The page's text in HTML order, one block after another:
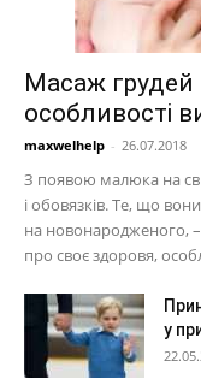
Масаж грудей
особливості
maxwelhelp - 26.07.2018
З появою малюка на
і обовязків. Те, що
на новонародженого, –
про своє здоровя,
у